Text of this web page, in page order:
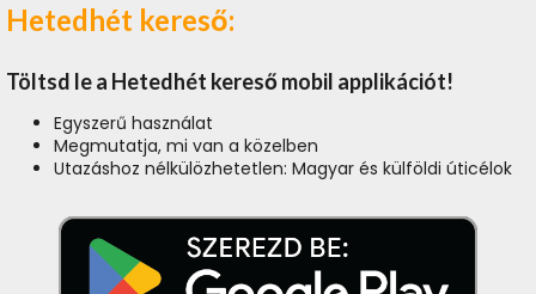
Hetedhét kereső:
Töltsd le a Hetedhét kereső mobil applikációt!
Egyszerű használat
Megmutatja, mi van a közelben
Utazáshoz nélkülözhetetlen: Magyar és külföldi úticélok